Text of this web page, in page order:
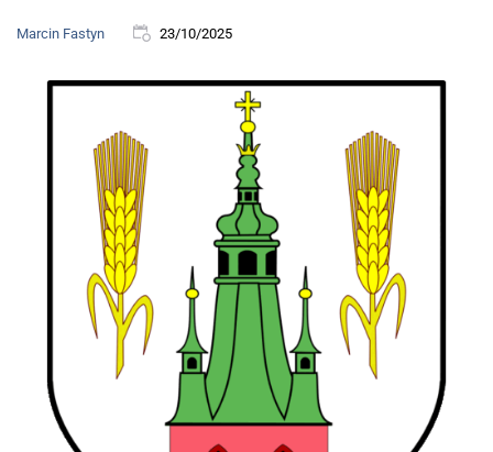
Marcin Fastyn 23/10/2025